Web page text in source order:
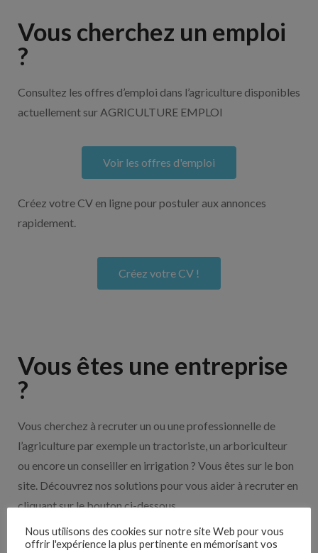
Vous cherchez un emploi
?
Consultez les offres d’emploi dans l’agriculture disponibles
actuellement sur AGRICULTURE EMPLOI
Voir les offres d'emploi
Créez votre CV en ligne pour postuler aux annonces
rapidement.
Créez votre CV !
Vous êtes une entreprise
?
Vous cherchez à recruter un ou une professionnelle de
l’agriculture par exemple un tractoriste, un arboriculteur
ou encore un conseiller en irrigation ? Vous êtes sur le bon
site. Découvrez nos solutions pour vous aider à recruter en
cliquant sur le bouton ci-dessous.
Nos solutions entreprises
Nous utilisons des cookies sur notre site Web pour vous
offrir l'expérience la plus pertinente en mémorisant vos